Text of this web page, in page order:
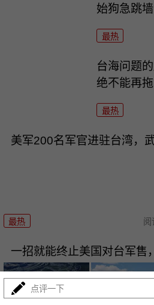
始狗急跳
最热
台海问题
绝不能再
最热
美军200名军官进驻台湾，
最热 阅
一招就能终止美国对台军售
点评一下